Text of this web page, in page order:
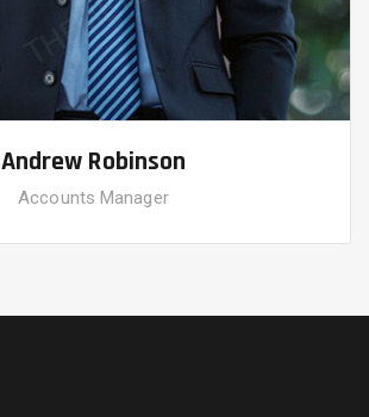
Andrew Robinson
Accounts Manager